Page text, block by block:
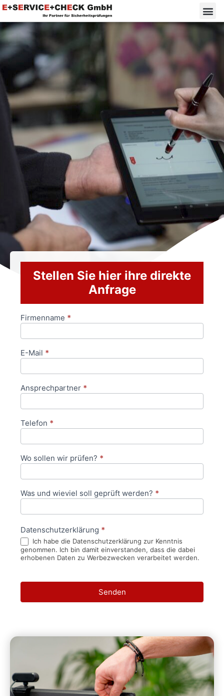
Stellen Sie hier ihre direkte
Anfrage
Anfrageformular
Firmenname *
E-Mail *
Ansprechpartner *
Telefon *
Wo sollen wir prüfen? *
Was und wieviel soll geprüft werden? *
Datenschutzerklärung *
Ich habe die Datenschutzerklärung zur Kenntnis
genommen. Ich bin damit einverstanden, dass die dabei
erhobenen Daten zu Werbezwecken verarbeitet werden.
Senden